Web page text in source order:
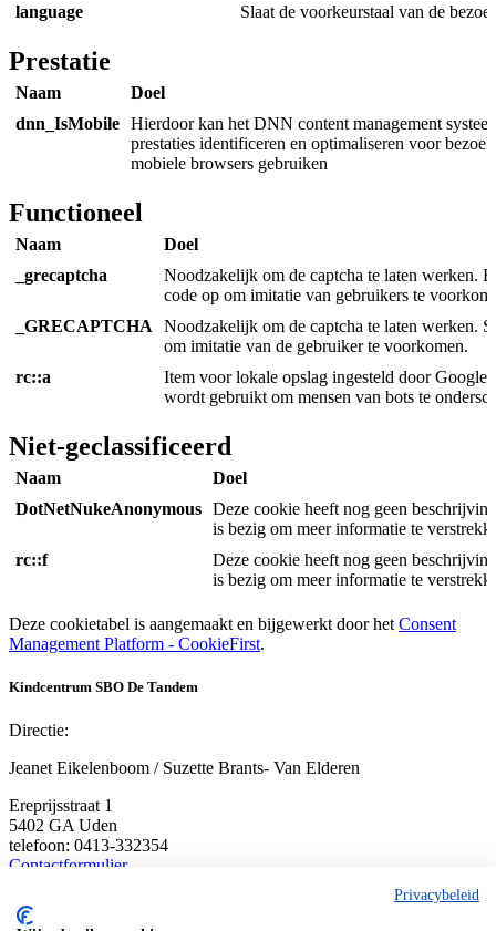
language
Slaat de voorkeurstaal van de
Prestatie
Naam
Doel
dnn_IsMobile Hierdoor kan het DNN content management
prestaties identificeren en optimaliseren voor
mobiele browsers gebruiken
Functioneel
Naam
Doel
_grecaptcha
Noodzakelijk om de captcha te laten werken.
code op om imitatie van gebruikers te
_GRECAPTCHA
Noodzakelijk om de captcha te laten werken.
om imitatie van de gebruiker te voorkomen.
rc::a
Item voor lokale opslag ingesteld door Google
wordt gebruikt om mensen van bots te
Niet-geclassificeerd
Naam
Doel
DotNetNukeAnonymous Deze cookie heeft nog geen
is bezig om meer informatie te
rc::f
Deze cookie heeft nog geen
is bezig om meer informatie te
Deze cookietabel is aangemaakt en bijgewerkt door het Consent
Management Platform - CookieFirst.
Kindcentrum SBO De Tandem
Directie:
Jeanet Eikelenboom / Suzette Brants- Van Elderen
Ereprijsstraat 1
5402 GA Uden
telefoon: 0413-332354
Contactformulier
Kiem Kinderopvang
Privacybeleid